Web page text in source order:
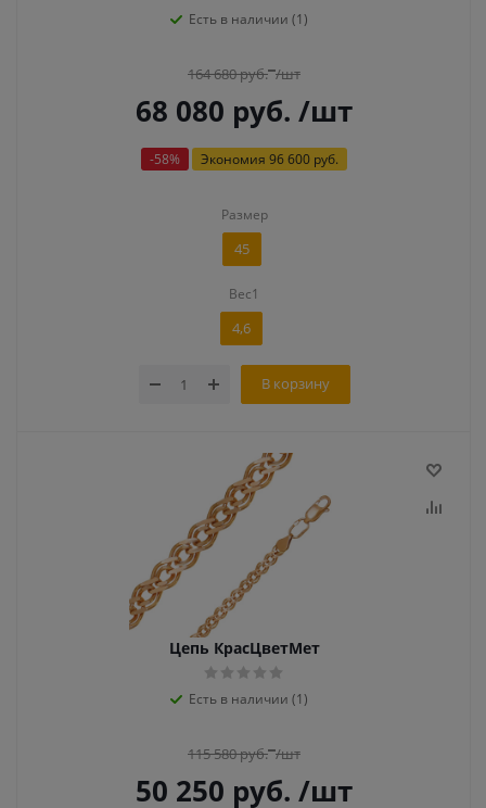
Есть в наличии (1)
164 680руб. /шт
68 080 руб. /шт
-58% Экономия 96 600 руб.
Размер
45
Вес1
4,6
В корзину
Цепь КрасЦветМет
Есть в наличии (1)
115 580руб. /шт
50 250 руб. /шт